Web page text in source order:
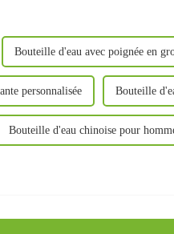
Bouteille d'eau avec poignée en
personnalisée Bouteille
Bouteille d'eau chinoise pour